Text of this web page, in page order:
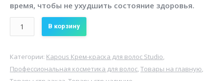
время, чтобы не ухудшить состояние здоровья.
Количество
Крем-
для
волос
В корзину
Категории: Kapous Крем-краска для волос Studio,
Профессиональная косметика для волос, Товары на главную,